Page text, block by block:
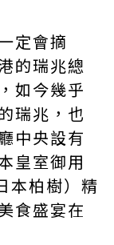
定會摘
的瑞兆總
如今幾乎
瑞兆，也
中央設有
皇室御用
本柏樹）精
食盛宴在